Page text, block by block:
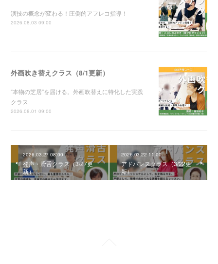
演技の概念が変わる！圧倒的アフレコ指導！
2026.08.03 09:00
外画吹き替えクラス（8/1更新）
“本物の芝居”を届ける。外画吹替えに特化した実践
クラス
2026.08.01 09:00
2026.03.27 08:00
発声・滑舌クラス（3/27更
新）
2026.03.22 11:00
アドバンスクラス（3/22更
新）